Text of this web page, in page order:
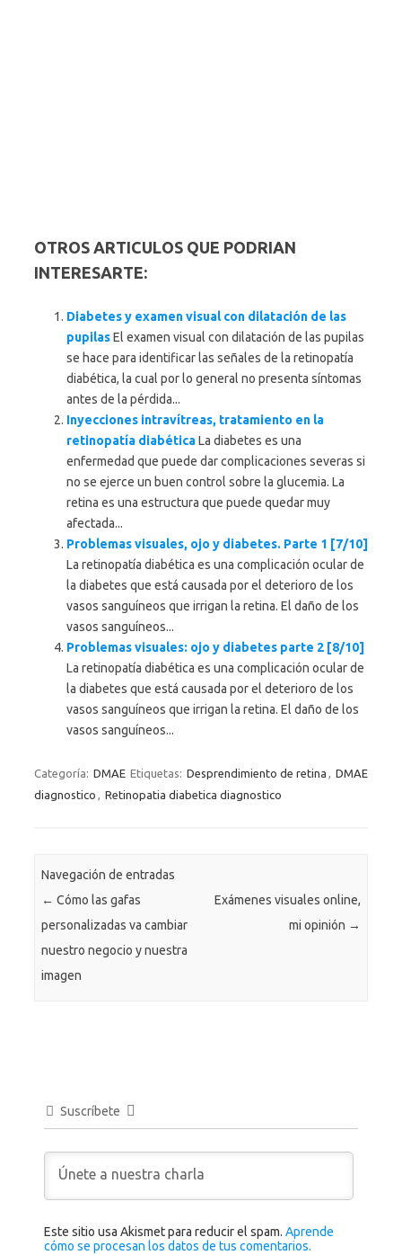
OTROS ARTICULOS QUE PODRIAN
INTERESARTE:
Diabetes y examen visual con dilatación de las
pupilasEl examen visual con dilatación de las pupilas
se hace para identificar las señales de la retinopatía
diabética, la cual por lo general no presenta síntomas
antes de la pérdida...
Inyecciones intravítreas, tratamiento en la
retinopatía diabéticaLa diabetes es una
enfermedad que puede dar complicaciones severas si
no se ejerce un buen control sobre la glucemia. La
retina es una estructura que puede quedar muy
afectada...
Problemas visuales, ojo y diabetes. Parte 1 [7/10]
La retinopatía diabética es una complicación ocular de
la diabetes que está causada por el deterioro de los
vasos sanguíneos que irrigan la retina. El daño de los
vasos sanguíneos...
Problemas visuales: ojo y diabetes parte 2 [8/10]
La retinopatía diabética es una complicación ocular de
la diabetes que está causada por el deterioro de los
vasos sanguíneos que irrigan la retina. El daño de los
vasos sanguíneos...
Categoría: DMAE Etiquetas: Desprendimiento de retina , DMAE
diagnostico , Retinopatia diabetica diagnostico
Navegación de entradas
← Cómo las gafas
personalizadas va cambiar
nuestro negocio y nuestra
imagen
Exámenes visuales online,
mi opinión →
Suscríbete
Este sitio usa Akismet para reducir el spam.Aprende
cómo se procesan los datos de tus comentarios.